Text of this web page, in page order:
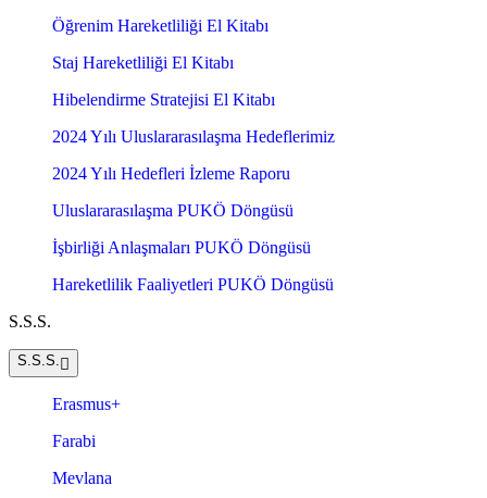
Öğrenim Hareketliliği El Kitabı
Staj Hareketliliği El Kitabı
Hibelendirme Stratejisi El Kitabı
2024 Yılı Uluslararasılaşma Hedeflerimiz
2024 Yılı Hedefleri İzleme Raporu
Uluslararasılaşma PUKÖ Döngüsü
İşbirliği Anlaşmaları PUKÖ Döngüsü
Hareketlilik Faaliyetleri PUKÖ Döngüsü
S.S.S.
S.S.S.
Erasmus+
Farabi
Mevlana